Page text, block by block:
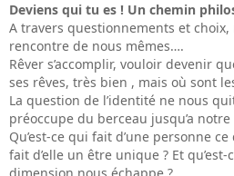
Deviens qui tu es ! Un chemin
A travers questionnements et
rencontre de nous mêmes….
Rêver s’accomplir, vouloir devenir
ses rêves, très bien , mais où sont
La question de l’identité ne nous
préoccupe du berceau jusqu’a
Qu’est-ce qui fait d’une personne ce
fait d’elle un être unique ? Et